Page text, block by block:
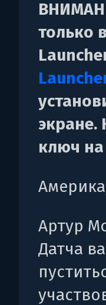
только
экране.
ключ на
Артур
Датча